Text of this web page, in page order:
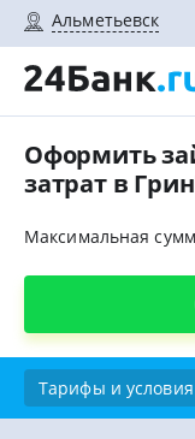
Альметьевск
Оформить
затрат в
Максимальная
Тарифы и условия